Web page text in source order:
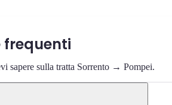
frequenti
sapere sulla tratta Sorrento → Pompei.